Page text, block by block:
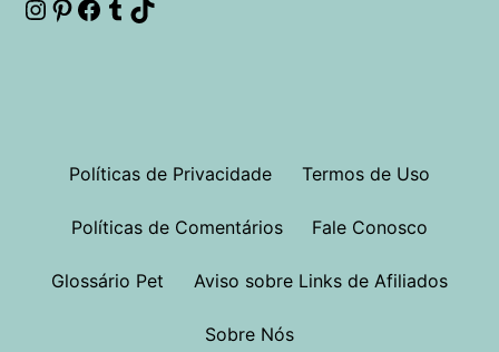
Instagram
Pinterest
Facebook
Tumblr
Políticas de Privacidade Termos de Uso
Políticas de Comentários Fale Conosco
Glossário Pet Aviso sobre Links de Afiliados
Sobre Nós